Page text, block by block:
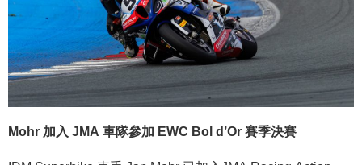
Mohr 加入 JMA 車隊參加 EWC Bol d’Or 賽季決賽